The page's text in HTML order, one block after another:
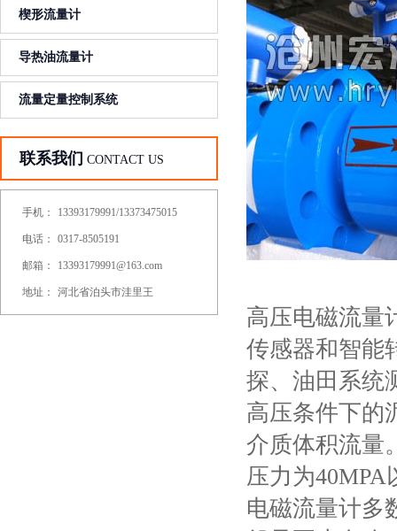
楔形流量计
导热油流量计
流量定量控制系统
联系我们 CONTACT US
手机： 13393179991/13373475015
电话： 0317-8505191
邮箱： 13393179991@163.com
地址： 河北省泊头市洼里王
高压电磁流量
传感器和智能
探、油田系统
高压条件下的
介质体积流量
压力为40MPA
电磁流量计多